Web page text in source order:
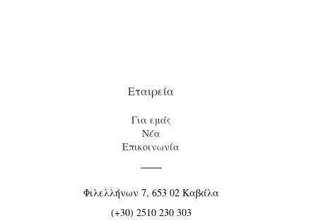
Εταιρεία
Για εμάς
Νέα
Επικοινωνία
Φιλελλήνων 7, 653 02 Καβάλα
(+30) 2510 230 303